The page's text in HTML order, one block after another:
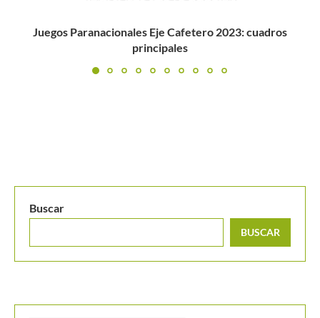
Thiem impone condiciones en Kitzbühel
BUSCAR